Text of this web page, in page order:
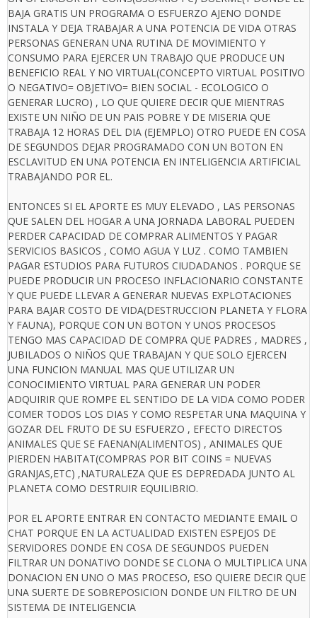
BAJA GRATIS UN PROGRAMA O ESFUERZO AJENO DONDE
INSTALA Y DEJA TRABAJAR A UNA POTENCIA DE VIDA OTRAS
PERSONAS GENERAN UNA RUTINA DE MOVIMIENTO Y
CONSUMO PARA EJERCER UN TRABAJO QUE PRODUCE UN
BENEFICIO REAL Y NO VIRTUAL(CONCEPTO VIRTUAL POSITIVO
O NEGATIVO= OBJETIVO= BIEN SOCIAL - ECOLOGICO O
GENERAR LUCRO) , LO QUE QUIERE DECIR QUE MIENTRAS
EXISTE UN NIÑO DE UN PAIS POBRE Y DE MISERIA QUE
TRABAJA 12 HORAS DEL DIA (EJEMPLO) OTRO PUEDE EN COSA
DE SEGUNDOS DEJAR PROGRAMADO CON UN BOTON EN
ESCLAVITUD EN UNA POTENCIA EN INTELIGENCIA ARTIFICIAL
TRABAJANDO POR EL.
ENTONCES SI EL APORTE ES MUY ELEVADO , LAS PERSONAS
QUE SALEN DEL HOGAR A UNA JORNADA LABORAL PUEDEN
PERDER CAPACIDAD DE COMPRAR ALIMENTOS Y PAGAR
SERVICIOS BASICOS , COMO AGUA Y LUZ . COMO TAMBIEN
PAGAR ESTUDIOS PARA FUTUROS CIUDADANOS . PORQUE SE
PUEDE PRODUCIR UN PROCESO INFLACIONARIO CONSTANTE
Y QUE PUEDE LLEVAR A GENERAR NUEVAS EXPLOTACIONES
PARA BAJAR COSTO DE VIDA(DESTRUCCION PLANETA Y FLORA
Y FAUNA), PORQUE CON UN BOTON Y UNOS PROCESOS
TENGO MAS CAPACIDAD DE COMPRA QUE PADRES , MADRES ,
JUBILADOS O NIÑOS QUE TRABAJAN Y QUE SOLO EJERCEN
UNA FUNCION MANUAL MAS QUE UTILIZAR UN
CONOCIMIENTO VIRTUAL PARA GENERAR UN PODER
ADQUIRIR QUE ROMPE EL SENTIDO DE LA VIDA COMO PODER
COMER TODOS LOS DIAS Y COMO RESPETAR UNA MAQUINA Y
GOZAR DEL FRUTO DE SU ESFUERZO , EFECTO DIRECTOS
ANIMALES QUE SE FAENAN(ALIMENTOS) , ANIMALES QUE
PIERDEN HABITAT(COMPRAS POR BIT COINS = NUEVAS
GRANJAS,ETC) ,NATURALEZA QUE ES DEPREDADA JUNTO AL
PLANETA COMO DESTRUIR EQUILIBRIO.
POR EL APORTE ENTRAR EN CONTACTO MEDIANTE EMAIL O
CHAT PORQUE EN LA ACTUALIDAD EXISTEN ESPEJOS DE
SERVIDORES DONDE EN COSA DE SEGUNDOS PUEDEN
FILTRAR UN DONATIVO DONDE SE CLONA O MULTIPLICA UNA
DONACION EN UNO O MAS PROCESO, ESO QUIERE DECIR QUE
UNA SUERTE DE SOBREPOSICION DONDE UN FILTRO DE UN
SISTEMA DE INTELIGENCIA